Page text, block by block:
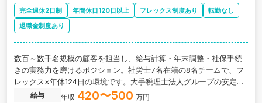
完全週休2日制 年間休日120日以上 フレックス制度あり
転勤なし
退職金制度あり
数百～数千名規模の顧客を担当し、給与計算・年末調整・社保手続
きの実務力を磨けるポジション。社労士7名在籍の8名チームで、フ
レックス×年休124日の環境です。大手税理士法人グループの安定基
盤のもと、理想のキャリアを目指しませんか？
給与 年収 420〜500 万円